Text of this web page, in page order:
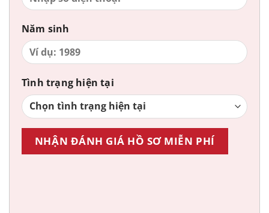
Năm sinh
Tình trạng hiện tại